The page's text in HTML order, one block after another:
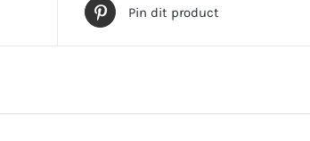
Pin dit product